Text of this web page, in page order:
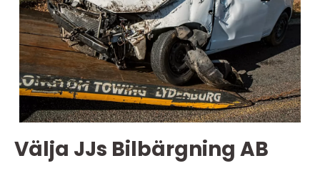
Välja JJs Bilbärgning AB